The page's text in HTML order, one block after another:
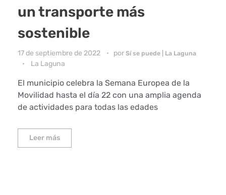
un transporte más
sostenible
17 de septiembre de 2022 por Sí se puede | La Laguna
La Laguna
El municipio celebra la Semana Europea de la
Movilidad hasta el día 22 con una amplia agenda
de actividades para todas las edades
Leer más